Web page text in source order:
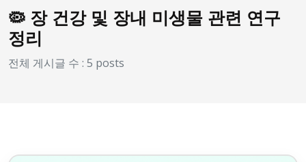
🦠 장 건강 및 장내 미생물 관련 연구
정리
전체 게시글 수 : 5 posts